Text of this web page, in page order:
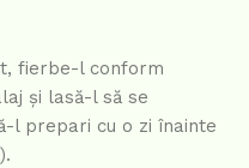
fierbe-l conform
și lasă-l să se
l prepari cu o zi înainte